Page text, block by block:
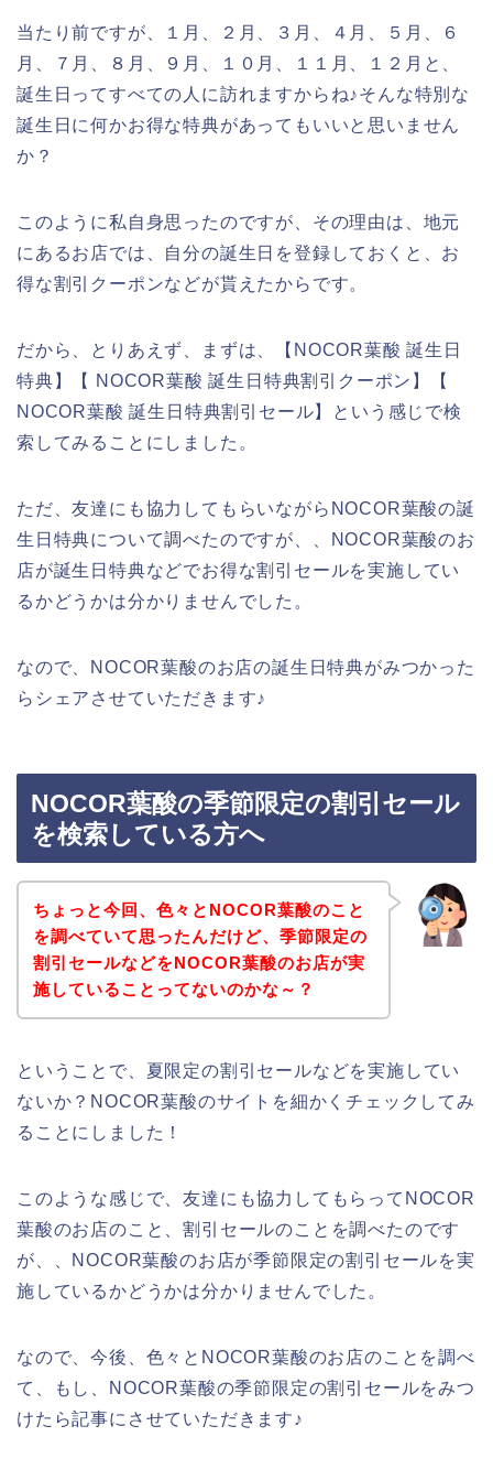
当たり前ですが、１月、２月、３月、４月、５月、６
月、７月、８月、９月、１０月、１１月、１２月と、
誕生日ってすべての人に訪れますからね♪そんな特別な
誕生日に何かお得な特典があってもいいと思いません
か？
このように私自身思ったのですが、その理由は、地元
にあるお店では、自分の誕生日を登録しておくと、お
得な割引クーポンなどが貰えたからです。
だから、とりあえず、まずは、【NOCOR葉酸 誕生日
特典】【 NOCOR葉酸 誕生日特典割引クーポン】【
NOCOR葉酸 誕生日特典割引セール】という感じで検
索してみることにしました。
ただ、友達にも協力してもらいながらNOCOR葉酸の誕
生日特典について調べたのですが、、NOCOR葉酸のお
店が誕生日特典などでお得な割引セールを実施してい
るかどうかは分かりませんでした。
なので、NOCOR葉酸のお店の誕生日特典がみつかった
らシェアさせていただきます♪
NOCOR葉酸の季節限定の割引セール
を検索している方へ
ちょっと今回、色々とNOCOR葉酸のこと
を調べていて思ったんだけど、季節限定の
割引セールなどをNOCOR葉酸のお店が実
施していることってないのかな～？
ということで、夏限定の割引セールなどを実施してい
ないか？NOCOR葉酸のサイトを細かくチェックしてみ
ることにしました！
このような感じで、友達にも協力してもらってNOCOR
葉酸のお店のこと、割引セールのことを調べたのです
が、、NOCOR葉酸のお店が季節限定の割引セールを実
施しているかどうかは分かりませんでした。
なので、今後、色々とNOCOR葉酸のお店のことを調べ
て、もし、NOCOR葉酸の季節限定の割引セールをみつ
けたら記事にさせていただきます♪